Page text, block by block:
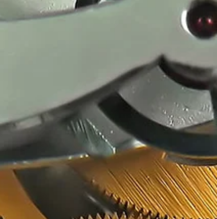
חדרה
לחברה מובילה בחדרה
דרוש/ה רכז/ת גיוס והשמה.
לחברה מובילה בחדרה דרוש/ה רכז/ת גיוס והשמה. במסגרת התפקיד:
ומיון מועמדים, סינון קו"ח, ראיונות טלפוניים, ליווי מלא של המועמדים עד...